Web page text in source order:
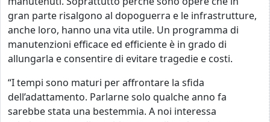
gran parte risalgono al dopoguerra e le infrastrutture,
anche loro, hanno una vita utile. Un programma di
manutenzioni efficace ed efficiente è in grado di
allungarla e consentire di evitare tragedie e costi.
“I tempi sono maturi per affrontare la sfida
dell’adattamento. Parlarne solo qualche anno fa
sarebbe stata una bestemmia. A noi interessa